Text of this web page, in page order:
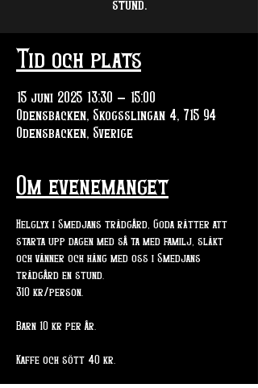
stund.
Tid och plats
15 juni 2025 13:30 – 15:00
Odensbacken, Skogsslingan 4, 715 94
Odensbacken, Sverige
Om evenemanget
Helglyx i Smedjans trädgård, Goda rätter att
starta upp dagen med så ta med familj, släkt
och vänner och häng med oss i Smedjans
trädgård en stund.
310 kr/person.
Barn 10 kr per år.
Kaffe och sött 40 kr.